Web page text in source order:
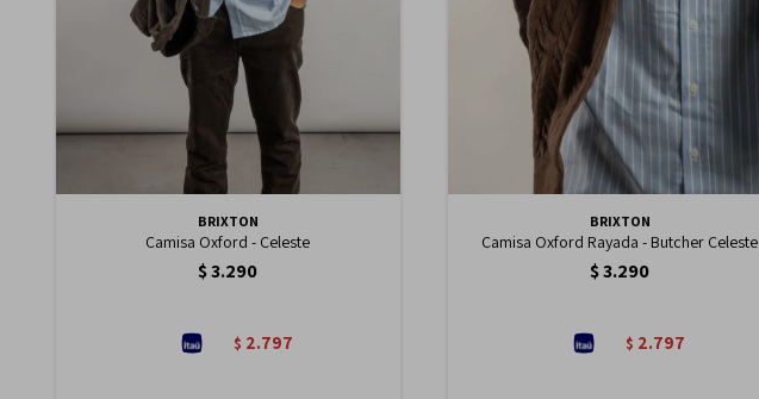
BRIXTON
Camisa Oxford - Celeste
$3.290
$ 2.797
BRIXTON
Camisa Oxford Rayada - Butcher Celeste
$3.290
$ 2.797